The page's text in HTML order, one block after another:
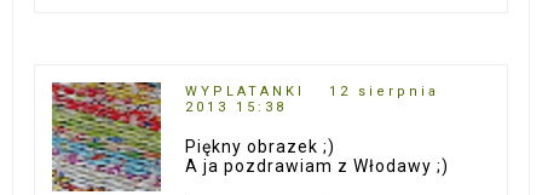
WYPLATANKI
12 sierpnia
2013 15:38
Piękny obrazek ;)
A ja pozdrawiam z Włodawy ;)